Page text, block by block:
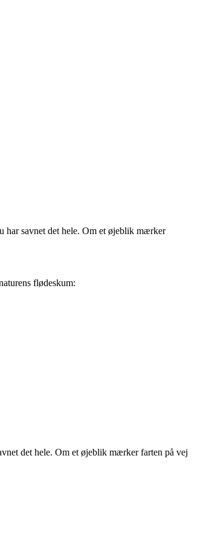
har savnet det hele. Om et øjeblik mærker
flødeskum:
det hele. Om et øjeblik mærker farten på vej